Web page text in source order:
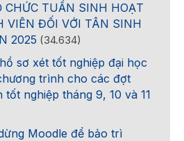
CHỨC TUẦN SINH HOẠT
VIÊN ĐỐI VỚI TÂN SINH
2025 (34.634)
sơ xét tốt nghiệp đại học
trình cho các đợt
nghiệp tháng 9, 10 và 11
Moodle để bảo trì